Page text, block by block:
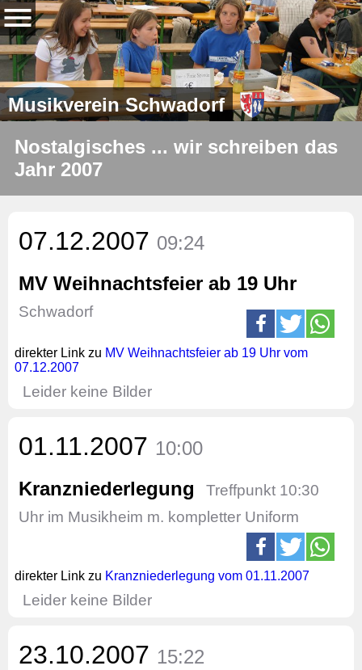
Musikverein Schwadorf
Nostalgisches ... wir schreiben das
Jahr 2007
07.12.2007 09:24
MV Weihnachtsfeier ab 19 Uhr
Schwadorf
direkter Link zu MV Weihnachtsfeier ab 19 Uhr vom
07.12.2007
Leider keine Bilder
01.11.2007 10:00
Kranzniederlegung
Treffpunkt 10:30
Uhr im Musikheim m. kompletter Uniform
direkter Link zu Kranzniederlegung vom 01.11.2007
Leider keine Bilder
23.10.2007 15:22